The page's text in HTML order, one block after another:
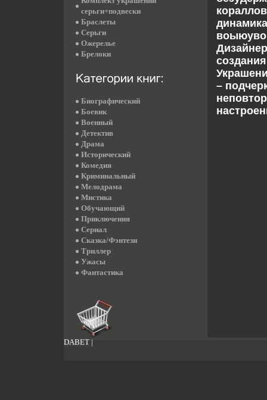
–
серьги+подвески
Браслеты
Серьги
Ожерелье
Брелоки
Биографический
Боевик
Военный
Детектив
Драма
Исторический
Комедия
Криминальный
Мелодрама
Мистика
Обучающий
Приключения
Сериал
Сказка/Фэнтези
Триллер
Ужасы
Фантастика
DABET |